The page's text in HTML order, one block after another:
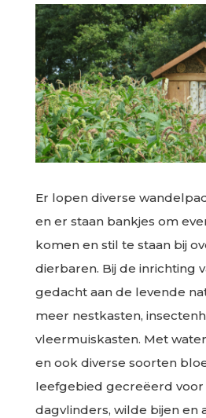
Er lopen diverse
en er staan bankjes om
komen en stil te staan bij
dierbaren. Bij de inrichting
gedacht aan de levende
meer nestkasten,
vleermuiskasten. Met
en ook diverse soorten
leefgebied gecreëerd
dagvlinders, wilde bijen en